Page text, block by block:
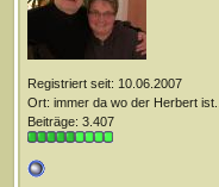
Registriert seit: 10.06.2007
Ort: immer da wo der Herbert ist...
Beiträge: 3.407